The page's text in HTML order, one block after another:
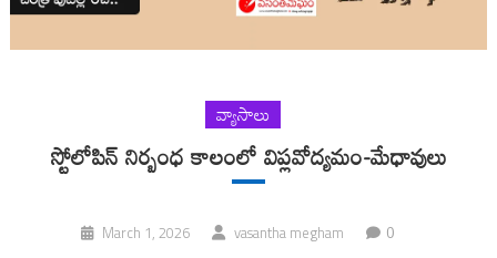
వ్యాసాలు
స్టోలోపిన్ నిర్బంధ కాలంలో విప్లవోద్యమం-మేధావులు
March 1, 2026 vasantha megham 0